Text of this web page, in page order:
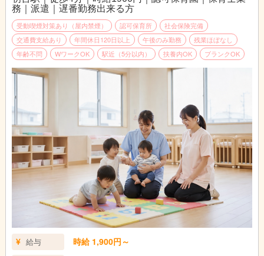
務｜派遣｜遅番勤務出来る方
受動喫煙対策あり（屋内禁煙） 認可保育所
社会保険完備
交通費支給あり
年間休日120日以上 午後のみ勤務
残業ほぼなし
年齢不問
WワークOK 駅近（5分以内） 扶養内OK ブランクOK
給与 時給 1,900円～